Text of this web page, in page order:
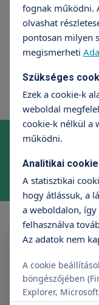
Online
Hírlevélre
Név
E-mail cím
fognak működni.
olvashat
pontosan milyen
megismerheti
Szükséges
Ezek a cookie-k
weboldal
cookie-k nélkül a
működni.
Analitikai
A statisztikai
hogy átlássuk, a
a weboldalon,
felhasználva
Az adatok nem
A cookie
böngészőjében
Explorer,